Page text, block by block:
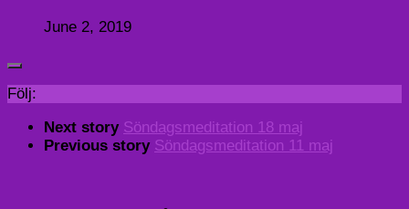
June 2, 2019
Följ:
Next story Söndagsmeditation 18 maj
Previous story Söndagsmeditation 11 maj